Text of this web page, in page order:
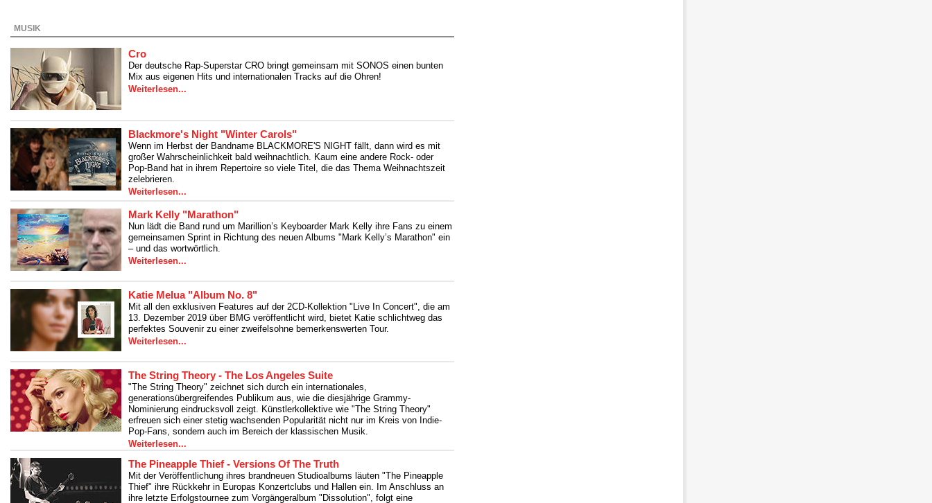
MUSIK
Cro
Der deutsche Rap-Superstar CRO bringt gemeinsam mit SONOS einen bunten
Mix aus eigenen Hits und internationalen Tracks auf die Ohren!
Weiterlesen...
Blackmore's Night "Winter Carols"
Wenn im Herbst der Bandname BLACKMORE'S NIGHT fällt, dann wird es mit
großer Wahrscheinlichkeit bald weihnachtlich. Kaum eine andere Rock- oder
Pop-Band hat in ihrem Repertoire so viele Titel, die das Thema Weihnachtszeit
zelebrieren.
Weiterlesen...
Mark Kelly "Marathon"
Nun lädt die Band rund um Marillion’s Keyboarder Mark Kelly ihre Fans zu einem
gemeinsamen Sprint in Richtung des neuen Albums "Mark Kelly’s Marathon" ein
– und das wortwörtlich.
Weiterlesen...
Katie Melua "Album No. 8"
Mit all den exklusiven Features auf der 2CD-Kollektion "Live In Concert", die am
13. Dezember 2019 über BMG veröffentlicht wird, bietet Katie schlichtweg das
perfektes Souvenir zu einer zweifelsohne bemerkenswerten Tour.
Weiterlesen...
The String Theory - The Los Angeles Suite
"The String Theory" zeichnet sich durch ein internationales,
generationsübergreifendes Publikum aus, wie die diesjährige Grammy-
Nominierung eindrucksvoll zeigt. Künstlerkollektive wie "The String Theory"
erfreuen sich einer stetig wachsenden Popularität nicht nur im Kreis von Indie-
Pop-Fans, sondern auch im Bereich der klassischen Musik.
Weiterlesen...
The Pineapple Thief - Versions Of The Truth
Mit der Veröffentlichung ihres brandneuen Studioalbums läuten "The Pineapple
Thief" ihre Rückkehr in Europas Konzertclubs und Hallen ein. Im Anschluss an
ihre letzte Erfolgstournee zum Vorgängeralbum "Dissolution", folgt eine